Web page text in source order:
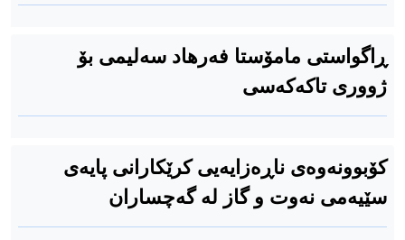
ڕاگواستی مامۆستا فەرهاد سەلیمی بۆ
ژووری تاکەکەسی
کۆبوونەوەی ناڕەزایەیی کرێکارانی پایەی
سێیەمی نەوت و گاز لە گەچساران